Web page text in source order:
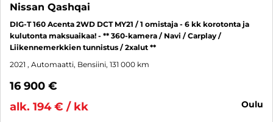
Nissan Qashqai
DIG-T 160 Acenta 2WD DCT MY21 / 1 omistaja - 6 kk korotonta ja
kulutonta maksuaikaa! - ** 360-kamera / Navi / Carplay /
Liikennemerkkien tunnistus / 2xalut **
2021 , Automaatti, Bensiini, 131 000 km
16 900 €
alk. 194 € / kk
oulu